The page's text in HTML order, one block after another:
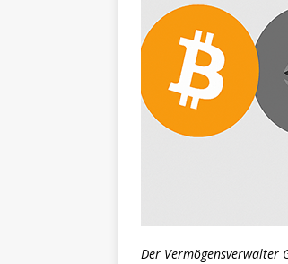
Der Vermögensverwalter